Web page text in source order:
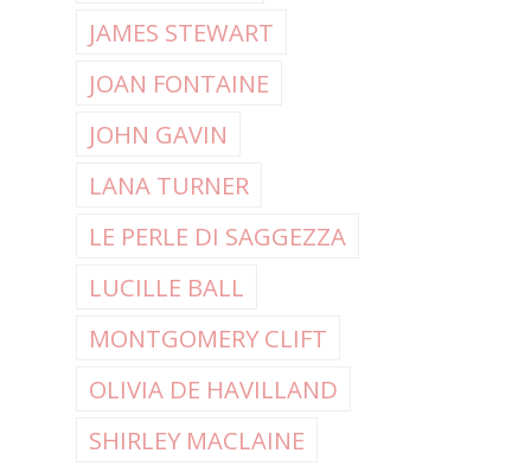
JAMES STEWART
JOAN FONTAINE
JOHN GAVIN
LANA TURNER
LE PERLE DI SAGGEZZA
LUCILLE BALL
MONTGOMERY CLIFT
OLIVIA DE HAVILLAND
SHIRLEY MACLAINE